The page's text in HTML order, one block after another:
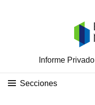
Informe Privado
Secciones